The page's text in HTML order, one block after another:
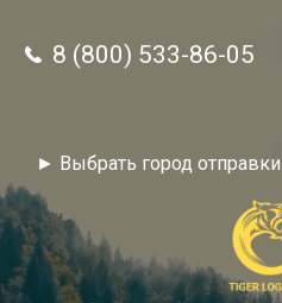
► Выбрать город отправки
8 (800) 533-86-05